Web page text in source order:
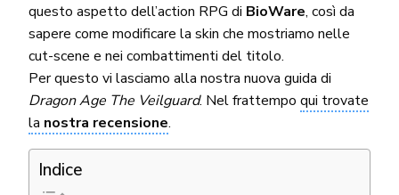
questo aspetto dell’action RPG di BioWare, così da
sapere come modificare la skin che mostriamo nelle
cut-scene e nei combattimenti del titolo.
Per questo vi lasciamo alla nostra nuova guida di
Dragon Age The Veilguard. Nel frattempoqui trovate
la nostra recensione.
Indice